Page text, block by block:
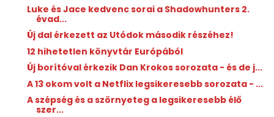
Luke és Jace kedvenc sorai a Shadowhunters 2.
évad...
Új dal érkezett az Utódok második részéhez!
12 hihetetlen könyvtár Európából
Új borítóval érkezik Dan Krokos sorozata - és de j...
A 13 okom volt a Netflix legsikeresebb sorozata - ...
A szépség és a szörnyeteg a legsikeresebb élő
szer...